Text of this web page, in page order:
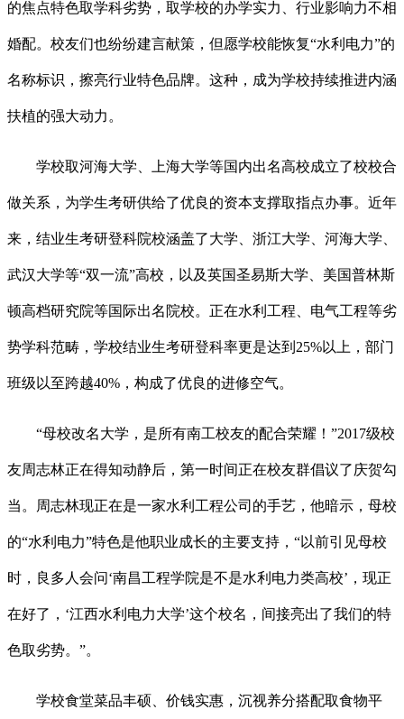
的焦点特色取学科劣势，取学校的办学实力、行业影响力不相
婚配。校友们也纷纷建言献策，但愿学校能恢复“水利电力”的
名称标识，擦亮行业特色品牌。这种，成为学校持续推进内涵
扶植的强大动力。
学校取河海大学、上海大学等国内出名高校成立了校校合
做关系，为学生考研供给了优良的资本支撑取指点办事。近年
来，结业生考研登科院校涵盖了大学、浙江大学、河海大学、
武汉大学等“双一流”高校，以及英国圣易斯大学、美国普林斯
顿高档研究院等国际出名院校。正在水利工程、电气工程等劣
势学科范畴，学校结业生考研登科率更是达到25%以上，部门
班级以至跨越40%，构成了优良的进修空气。
“母校改名大学，是所有南工校友的配合荣耀！”2017级校
友周志林正在得知动静后，第一时间正在校友群倡议了庆贺勾
当。周志林现正在是一家水利工程公司的手艺，他暗示，母校
的“水利电力”特色是他职业成长的主要支持，“以前引见母校
时，良多人会问‘南昌工程学院是不是水利电力类高校’，现正
在好了，‘江西水利电力大学’这个校名，间接亮出了我们的特
色取劣势。”。
学校食堂菜品丰硕、价钱实惠，沉视养分搭配取食物平